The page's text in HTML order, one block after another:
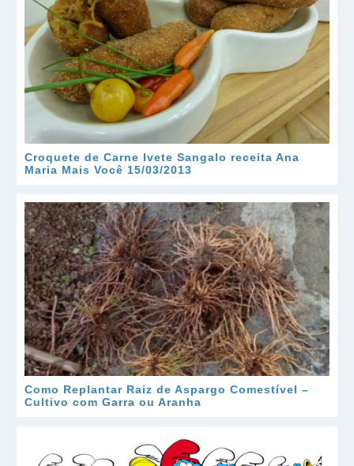
Croquete de Carne Ivete Sangalo receita Ana
Maria Mais Você 15/03/2013
Como Replantar Raiz de Aspargo Comestível –
Cultivo com Garra ou Aranha